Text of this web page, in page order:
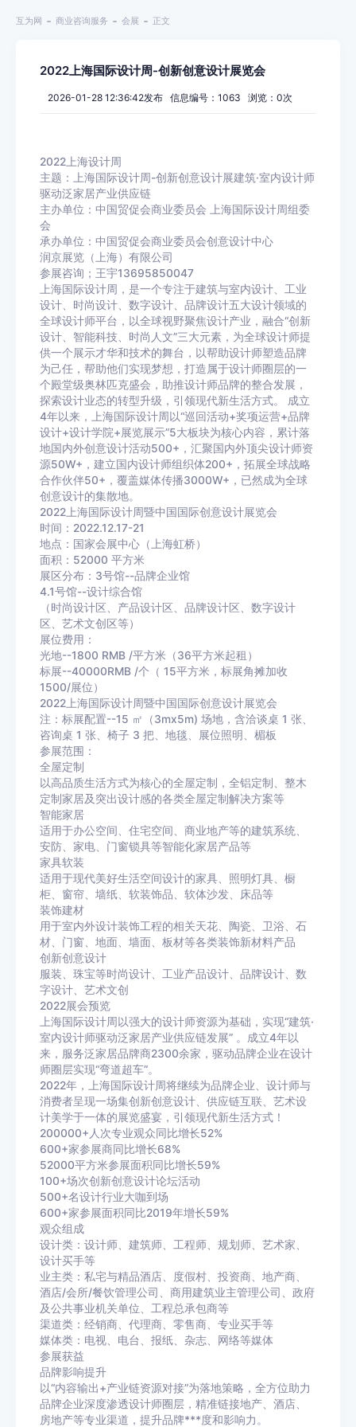
互为网 商业咨询服务 会展 正文
2022上海国际设计周-创新创意设计展览会
2026-01-28 12:36:42发布 信息编号：1063 浏览： 0次
2022上海设计周
主题：上海国际设计周-创新创意设计展建筑·室内设计师
驱动泛家居产业供应链
主办单位：中国贸促会商业委员会 上海国际设计周组委
会
承办单位：中国贸促会商业委员会创意设计中心
润京展览（上海）有限公司
参展咨询；王宇13695850047
上海国际设计周，是一个专注于建筑与室内设计、工业
设计、时尚设计、数字设计、品牌设计五大设计领域的
全球设计师平台，以全球视野聚焦设计产业，融合“创新
设计、智能科技、时尚人文”三大元素，为全球设计师提
供一个展示才华和技术的舞台，以帮助设计师塑造品牌
为己任，帮助他们实现梦想，打造属于设计师圈层的一
个殿堂级奥林匹克盛会，助推设计师品牌的整合发展，
探索设计业态的转型升级，引领现代新生活方式。 成立
4年以来，上海国际设计周以“巡回活动+奖项运营+品牌
设计+设计学院+展览展示”5大板块为核心内容，累计落
地国内外创意设计活动500+，汇聚国内外顶尖设计师资
源50W+，建立国内设计师组织体200+，拓展全球战略
合作伙伴50+，覆盖媒体传播3000W+，已然成为全球
创意设计的集散地。
2022上海国际设计周暨中国国际创意设计展览会
时间：2022.12.17-21
地点：国家会展中心（上海虹桥）
面积：52000 平方米
展区分布：3号馆--品牌企业馆
4.1号馆--设计综合馆
（时尚设计区、产品设计区、品牌设计区、数字设计
区、艺术文创区等）
展位费用：
光地--1800 RMB /平方米（36平方米起租）
标展--40000RMB /个（ 15平方米，标展角摊加收
1500/展位）
2022上海国际设计周暨中国国际创意设计展览会
注：标展配置--15 ㎡（3mx5m) 场地，含洽谈桌 1 张、
咨询桌 1 张、椅子 3 把、地毯、展位照明、楣板
参展范围：
全屋定制
以高品质生活方式为核心的全屋定制，全铝定制、整木
定制家居及突出设计感的各类全屋定制解决方案等
智能家居
适用于办公空间、住宅空间、商业地产等的建筑系统、
安防、家电、门窗锁具等智能化家居产品等
家具软装
适用于现代美好生活空间设计的家具、照明灯具、橱
柜、窗帘、墙纸、软装饰品、软体沙发、床品等
装饰建材
用于室内外设计装饰工程的相关天花、陶瓷、卫浴、石
材、门窗、地面、墙面、板材等各类装饰新材料产品
创新创意设计
服装、珠宝等时尚设计、工业产品设计、品牌设计、数
字设计、艺术文创
2022展会预览
上海国际设计周以强大的设计师资源为基础，实现“建筑·
室内设计师驱动泛家居产业供应链发展” 。成立4年以
来，服务泛家居品牌商2300余家，驱动品牌企业在设计
师圈层实现“弯道超车”。
2022年，上海国际设计周将继续为品牌企业、设计师与
消费者呈现一场集创新创意设计、供应链互联、艺术设
计美学于一体的展览盛宴，引领现代新生活方式！
200000+人次专业观众同比增长52%
600+家参展商同比增长68%
52000平方米参展面积同比增长59%
100+场次创新创意设计论坛活动
500+名设计行业大咖到场
600+家参展面积同比2019年增长59%
观众组成
设计类：设计师、建筑师、工程师、规划师、艺术家、
设计买手等
业主类：私宅与精品酒店、度假村、投资商、地产商、
酒店/会所/餐饮管理公司、商用建筑业主管理公司、政府
及公共事业机关单位、工程总承包商等
渠道类：经销商、代理商、零售商、专业买手等
媒体类：电视、电台、报纸、杂志、网络等媒体
参展获益
品牌影响提升
以“内容输出+产业链资源对接”为落地策略，全方位助力
品牌企业深度渗透设计师圈层，精准链接地产、酒店、
房地产等专业渠道，提升品牌***度和影响力。